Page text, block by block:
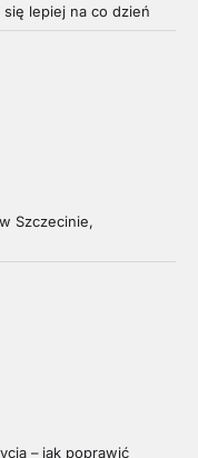
lepiej na co dzień
Szczecinie,
– jak poprawić